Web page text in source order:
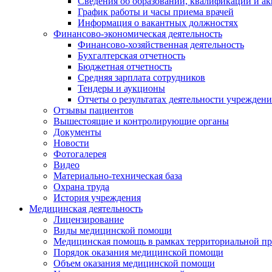
График работы и часы приема врачей
Информация о вакантных должностях
Финансово-экономическая деятельность
Финансово-хозяйственная деятельность
Бухгалтерская отчетность
Бюджетная отчетность
Средняя зарплата сотрудников
Тендеры и аукционы
Отчеты о результатах деятельности
Отзывы пациентов
Вышестоящие и контролирующие органы
Документы
Новости
Фотогалерея
Видео
Материально-техническая база
Охрана труда
История учреждения
Медицинская деятельность
Лицензирование
Виды медицинской помощи
Медицинская помощь в рамках территориальной
Порядок оказания медицинской помощи
Объем оказания медицинской помощи